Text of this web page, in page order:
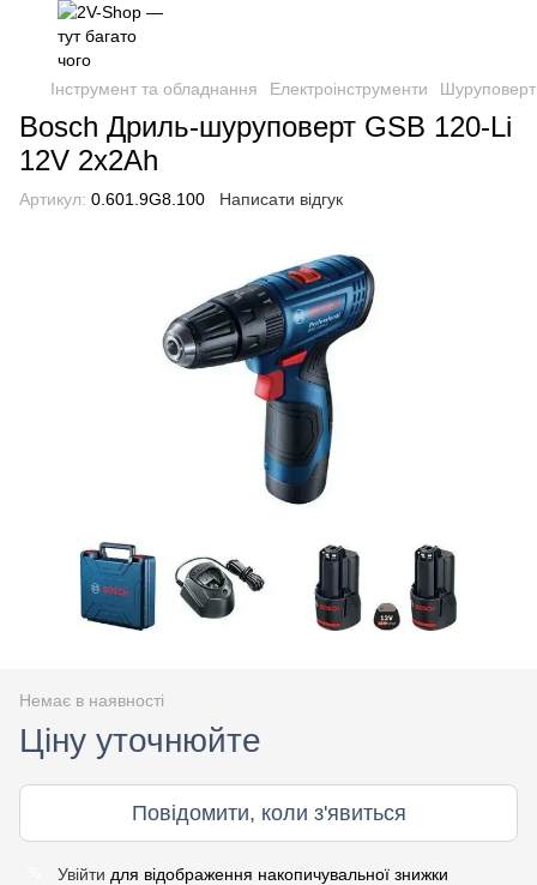
Інструмент та обладнання Електроінструменти
Bosch Дриль-шуруповерт GSB 120-Li
12V 2x2Ah
Артикул: 0.601.9G8.100 Написати відгук
Немає в наявності
Ціну уточнюйте
Повідомити, коли з'явиться
Увійти для відображення накопичувальної знижки